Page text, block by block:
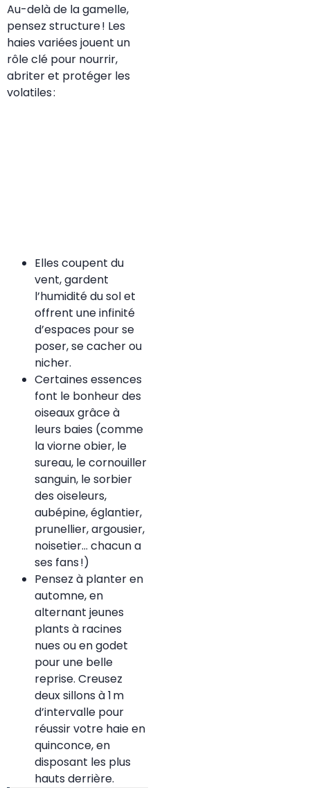
Au-delà de la gamelle,
pensez structure ! Les
haies variées jouent un
rôle clé pour nourrir,
abriter et protéger les
volatiles :
Elles coupent du
vent, gardent
l’humidité du sol et
offrent une infinité
d’espaces pour se
poser, se cacher ou
nicher.
Certaines essences
font le bonheur des
oiseaux grâce à
leurs baies (comme
la viorne obier, le
sureau, le cornouiller
sanguin, le sorbier
des oiseleurs,
aubépine, églantier,
prunellier, argousier,
noisetier… chacun a
ses fans !)
Pensez à planter en
automne, en
alternant jeunes
plants à racines
nues ou en godet
pour une belle
reprise. Creusez
deux sillons à 1 m
d’intervalle pour
réussir votre haie en
quinconce, en
disposant les plus
hauts derrière.